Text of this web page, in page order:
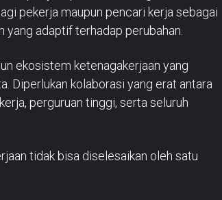
pekerja maupun pencari kerja sebagai
yang adaptif terhadap perubahan.
ekosistem ketenagakerjaan yang
Diperlukan kolaborasi yang erat antara
perguruan tinggi, serta seluruh
tidak bisa diselesaikan oleh satu